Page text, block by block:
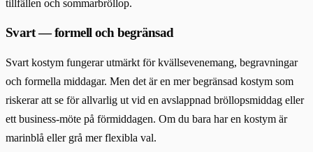
tillfällen och sommarbröllop.
Svart — formell och begränsad
Svart kostym fungerar utmärkt för kvällsevenemang, begravningar
och formella middagar. Men det är en mer begränsad kostym som
riskerar att se för allvarlig ut vid en avslappnad bröllopsmiddag eller
ett business-möte på förmiddagen. Om du bara har en kostym är
marinblå eller grå mer flexibla val.